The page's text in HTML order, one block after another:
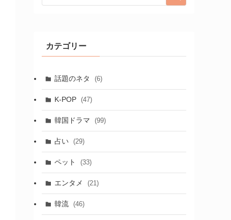
カテゴリー
話題のネタ (6)
K-POP (47)
韓国ドラマ (99)
占い (29)
ペット (33)
エンタメ (21)
韓流 (46)